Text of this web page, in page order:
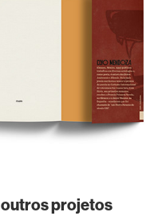
outros projetos